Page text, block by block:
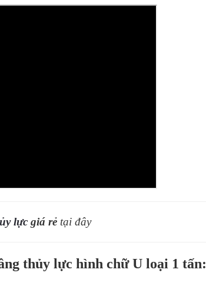
lựcgiá rẻtại đây
thủy lực hình chữ U loại 1 tấn: